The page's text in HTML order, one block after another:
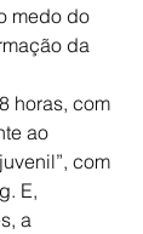
medo do
da
horas, com
ao
com
E,
a